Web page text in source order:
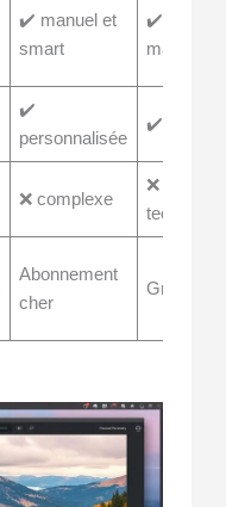
✔️ manuel et
smart
✔️
manuel
✔️
personnalisée
✔️ limitée
❌ complexe
❌
technique
Abonnement
cher
Gratuit